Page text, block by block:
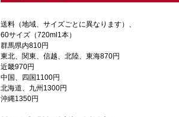
送料（地域、サイズごとに異なります）、
60サイズ（720ml1本）
群馬県内810円
東北、関東、信越、北陸、東海870円
近畿970円
中国、四国1100円
北海道、九州1300円
沖縄1350円